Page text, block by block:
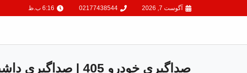
آگوست 7, 2026 02177438544 6:16 ب.ظ
صداگیری خودرو 405 | صداگیری داشبورد 405 | صداگیری اتاق پژو 405